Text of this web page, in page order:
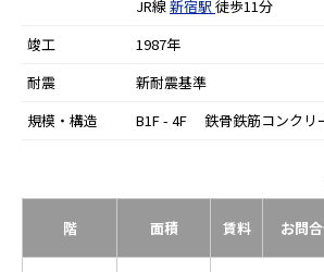
JR線新宿駅 徒歩11分
竣工
1987年
耐震
新耐震基準
規模・構造
B1F - 4F 鉄骨鉄筋コンクリ
階 面積 賃料 お問